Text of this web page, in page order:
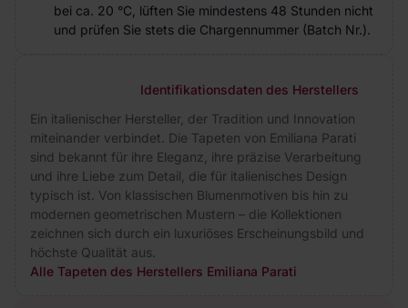
bei ca. 20 °C, lüften Sie mindestens 48 Stunden nicht
und prüfen Sie stets die Chargennummer (Batch Nr.).
Identifikationsdaten des Herstellers
Ein italienischer Hersteller, der Tradition und Innovation
miteinander verbindet. Die Tapeten von Emiliana Parati
sind bekannt für ihre Eleganz, ihre präzise Verarbeitung
und ihre Liebe zum Detail, die für italienisches Design
typisch ist. Von klassischen Blumenmotiven bis hin zu
modernen geometrischen Mustern – die Kollektionen
zeichnen sich durch ein luxuriöses Erscheinungsbild und
höchste Qualität aus.
Alle Tapeten des Herstellers Emiliana Parati